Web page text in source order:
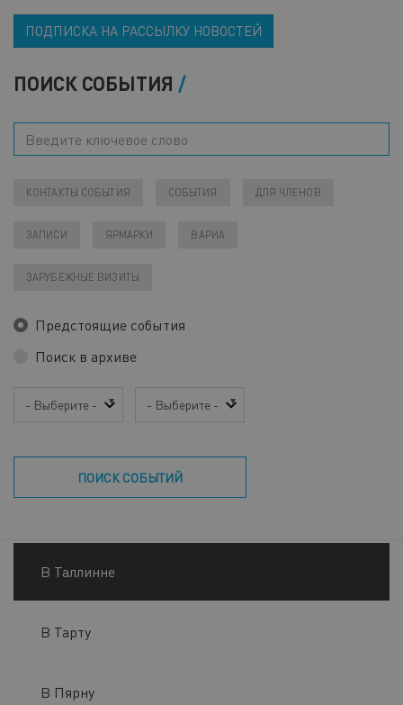
ПОДПИСКА НА РАССЫЛКУ НОВОСТЕЙ
ПОИСК СОБЫТИЯ
КОНТАКТЫ СОБЫТИЯ СОБЫТИЯ ДЛЯ ЧЛЕНОВ
ЗАПИСИ ЯРМАРКИ ВАРИА
ЗАРУБЕЖНЫЕ ВИЗИТЫ
Предстоящие события
Поиск в архиве
Год Месяц
ПОИСК СОБЫТИЙ
В Таллинне
В Тарту
В Пярну